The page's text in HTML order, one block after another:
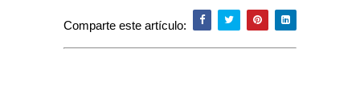
Comparte este artículo: